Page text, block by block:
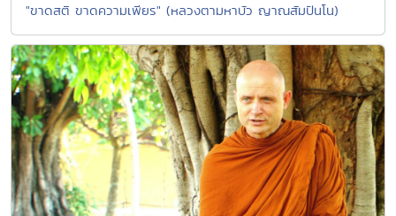
"ขาดสติ ขาดความเพียร" (หลวงตามหาบัว ญาณสัมปันโน)